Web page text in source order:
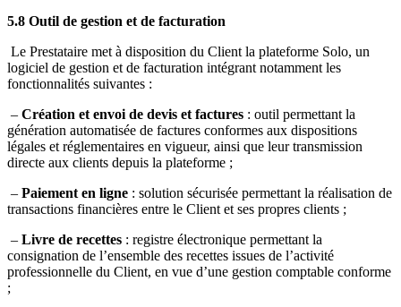
5.8 Outil de gestion et de facturation
Le Prestataire met à disposition du Client la plateforme Solo, un
logiciel de gestion et de facturation intégrant notamment les
fonctionnalités suivantes :
– Création et envoi de devis et factures : outil permettant la
génération automatisée de factures conformes aux dispositions
légales et réglementaires en vigueur, ainsi que leur transmission
directe aux clients depuis la plateforme ;
– Paiement en ligne : solution sécurisée permettant la réalisation de
transactions financières entre le Client et ses propres clients ;
– Livre de recettes : registre électronique permettant la
consignation de l’ensemble des recettes issues de l’activité
professionnelle du Client, en vue d’une gestion comptable conforme
;